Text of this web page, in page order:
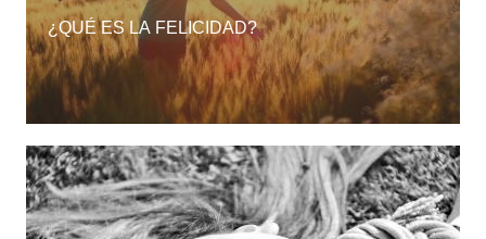
¿QUÉ ES LA FELICIDAD?